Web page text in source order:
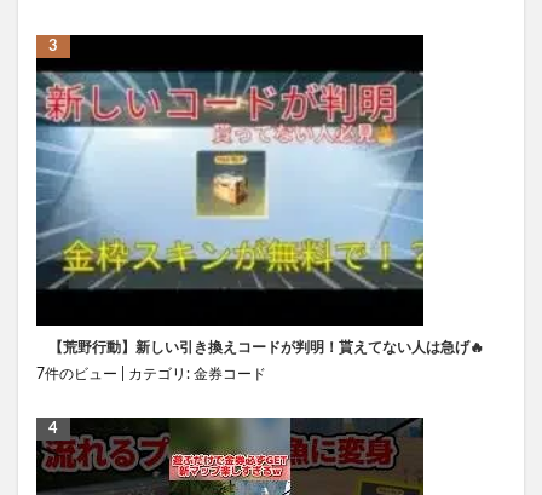
【荒野行動】新しい引き換えコードが判明！貰えてない人は急げ🔥
7件のビュー
カテゴリ: 金券コード